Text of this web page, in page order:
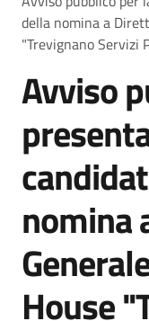
della nomina a
"Trevignano Servizi
Avviso
nomina
House